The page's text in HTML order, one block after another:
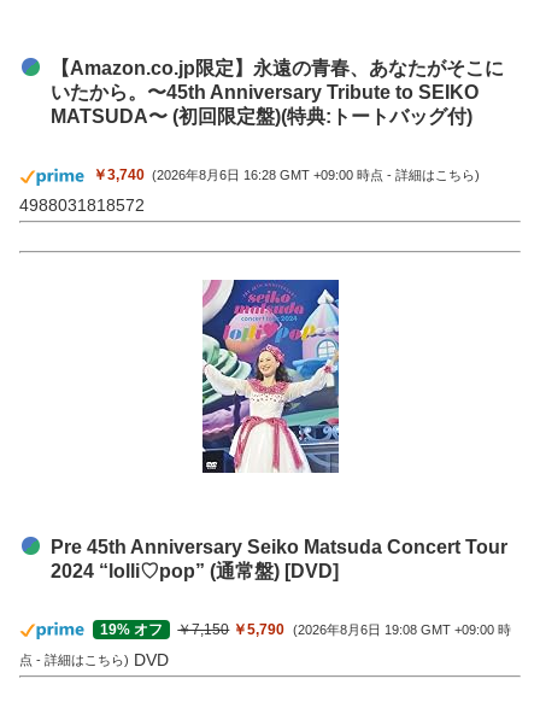
【Amazon.co.jp限定】永遠の青春、あなたがそこに
いたから。〜45th Anniversary Tribute to SEIKO
MATSUDA〜 (初回限定盤)(特典:トートバッグ付)
￥3,740 (2026年8月6日 16:28 GMT +09:00 時点 -詳細はこちら)
4988031818572
Pre 45th Anniversary Seiko Matsuda Concert Tour
2024 “lolli♡pop” (通常盤) [DVD]
19% オフ ￥7,150 ￥5,790 (2026年8月6日 19:08 GMT +09:00 時
点 - 詳細はこちら) DVD